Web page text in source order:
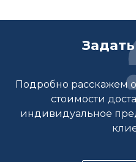
Подробно расскажем
стоимости
индивидуальное